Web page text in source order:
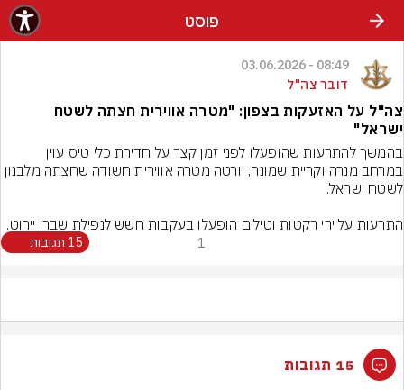
פוסט
08:49 - 03.06.2026
דובר צה"ל
צה"ל על האזעקות בצפון: "מטרה אווירית חצתה לשטח
ישראל"
התרעות על ירי רקטות וטילים הופעלו בעקבות חשש לנפילת שברי יירוט.
1 15 תגובות
15 תגובות